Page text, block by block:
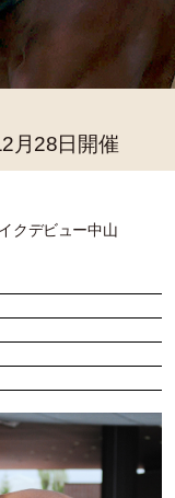
月28日開催
デビュー中山